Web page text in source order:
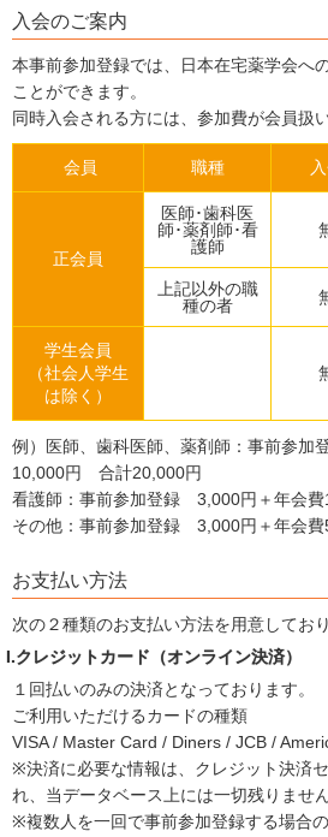
入会のご案内
本事前参加登録では、日本在宅薬学会へ
ことができます。
同時入会される方には、参加費が会員扱
会員 職種
正会員
医師･歯科医
師･薬剤師･看
護師
上記以外の職
種の者
学生会員
（社会人学生
は除く）
例）医師、歯科医師、薬剤師：事前参加
10,000円 合計20,000円
看護師：事前参加登録 3,000円＋年会
その他：事前参加登録 3,000円＋年会
お支払い方法
次の２種類のお支払い方法を用意しており
I.クレジットカード（オンライン決済）
１回払いのみの決済となっております。
ご利用いただけるカードの種類
VISA / Master Card / Diners / JCB /
※決済に必要な情報は、クレジット決済
れ、当データベース上には一切残りませ
※複数人を一回で事前参加登録する場合